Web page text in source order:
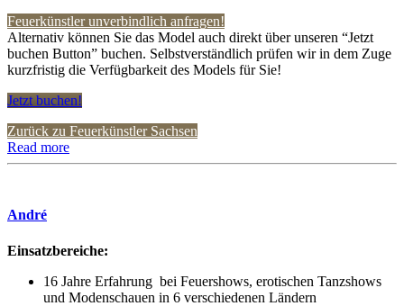
Feuerkünstler unverbindlich anfragen!
Alternativ können Sie das Model auch direkt über unseren “Jetzt
buchen Button” buchen. Selbstverständlich prüfen wir in dem Zuge
kurzfristig die Verfügbarkeit des Models für Sie!
Jetzt buchen!
Zurück zu Feuerkünstler Sachsen
Read more
André
Einsatzbereiche:
16 Jahre Erfahrung bei Feuershows, erotischen Tanzshows
und Modenschauen in 6 verschiedenen Ländern